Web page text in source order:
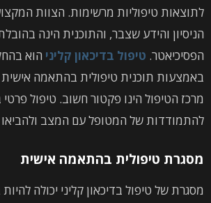
לתוצאות טיפוליות מרשימות. הצוות
הניסיון והידע שצבר, והתוכנית הינה
הפסיכיאטר. טיפול בדיכאון קליני הוא
באמצעות תוכנית טיפולית בהתאמה
מרכז הטיפול הינו פקטור חשוב. טיפול
להתמודדות של המטופל עם המצב ולהביאו
מסגרת טיפולית בהתאמה אישית
מסגרת של טיפול בדיכאון קליני יכולה